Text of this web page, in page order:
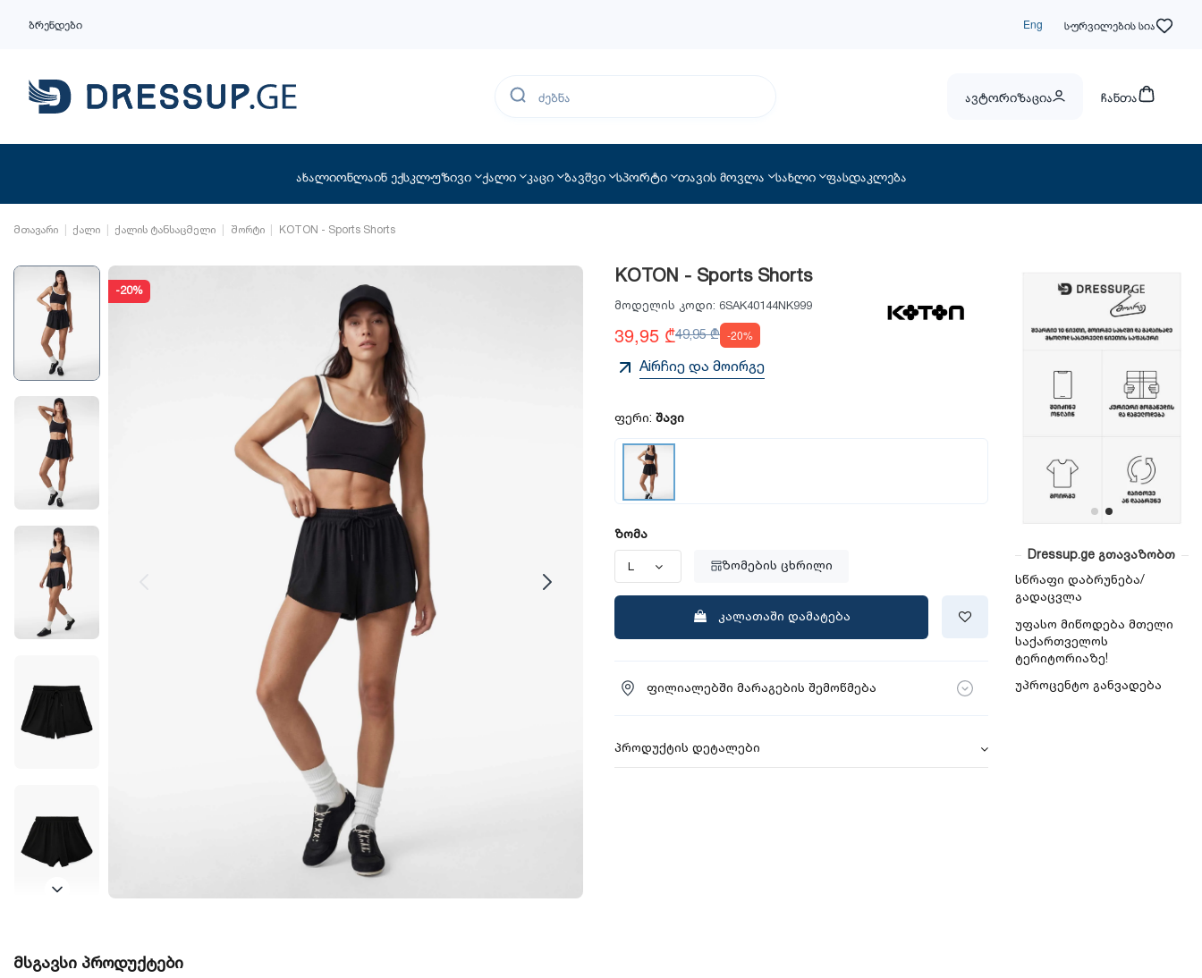
ბრენდები Eng სურვილების სია
ავტორიზაცია ჩანთა
ახალიონლაინ ექსკლუზივი ქალი კაცი ბავშვი სპორტი თავის მოვლა სახლი ფასდაკლება
მთავარი ქალი ქალის ტანსაცმელი შორტი KOTON - Sports Shorts
-20%
KOTON - Sports Shorts
მოდელის კოდი: 6SAK40144NK999
39,95 ₾49,95 ₾ -20%
Aiრჩიე და მოირგე
ფერი: შავი
ზომა
ზომების ცხრილი
კალათაში დამატება
ფილიალებში მარაგების შემოწმება
პროდუქტის დეტალები
Dressup.ge გთავაზობთ
სწრაფი დაბრუნება/
გადაცვლა
უფასო მიწოდება მთელი
საქართველოს
ტერიტორიაზე!
უპროცენტო განვადება
მსგავსი პროდუქტები